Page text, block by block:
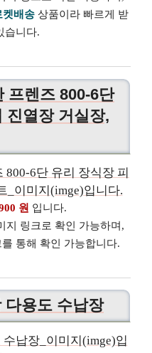
켓배송상품이라 빠르게 받
습니다.
프렌즈 800-6단
진열장 거실장,
원 입니다.
지 링크로 확인 가능하며,
통해 확인 가능합니다.
다용도 수납장